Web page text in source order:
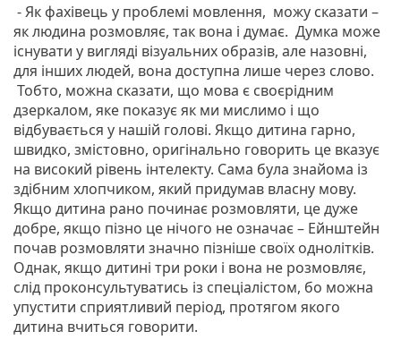
- Як фахівець у проблемі мовлення, можу сказати –
як людина розмовляє, так вона і думає. Думка може
існувати у вигляді візуальних образів, але назовні,
для інших людей, вона доступна лише через слово.
Тобто, можна сказати, що мова є своєрідним
дзеркалом, яке показує як ми мислимо і що
відбувається у нашій голові. Якщо дитина гарно,
швидко, змістовно, оригінально говорить це вказує
на високий рівень інтелекту. Сама була знайома із
здібним хлопчиком, який придумав власну мову.
Якщо дитина рано починає розмовляти, це дуже
добре, якщо пізно це нічого не означає – Ейнштейн
почав розмовляти значно пізніше своїх однолітків.
Однак, якщо дитині три роки і вона не розмовляє,
слід проконсультуватись із спеціалістом, бо можна
упустити сприятливий період, протягом якого
дитина вчиться говорити.